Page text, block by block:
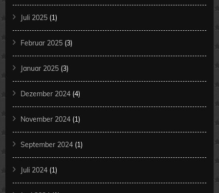
Juli 2025 (1)
Februar 2025 (3)
Januar 2025 (3)
Dezember 2024 (4)
November 2024 (1)
September 2024 (1)
Juli 2024 (1)